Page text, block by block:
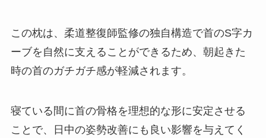
この枕は、柔道整復師監修の独自構造で首のS字カ
ーブを自然に支えることができるため、朝起きた
時の首のガチガチ感が軽減されます。
寝ている間に首の骨格を理想的な形に安定させる
ことで、日中の姿勢改善にも良い影響を与えてく